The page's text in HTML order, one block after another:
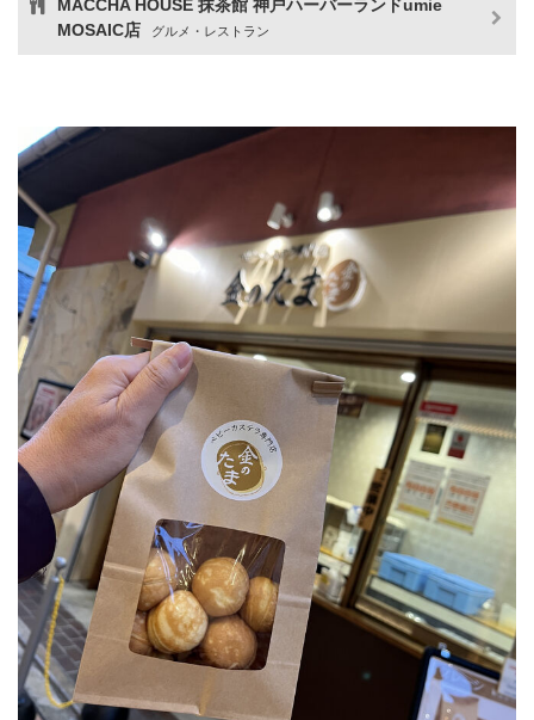
MACCHA HOUSE 抹茶館 神戸ハーバーランドumie
MOSAIC店
グルメ・レストラン